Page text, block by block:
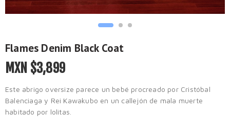
Flames Denim Black Coat
MXN $3,899
Este abrigo oversize parece un bebé procreado por Cristóbal
Balenciaga y Rei Kawakubo en un callejón de mala muerte
habitado por lolitas.